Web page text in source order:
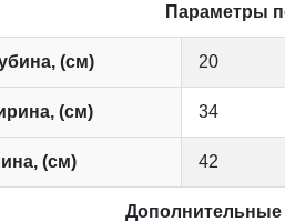
Параметры
(см) 20
(см) 34
(см) 42
Дополнительные